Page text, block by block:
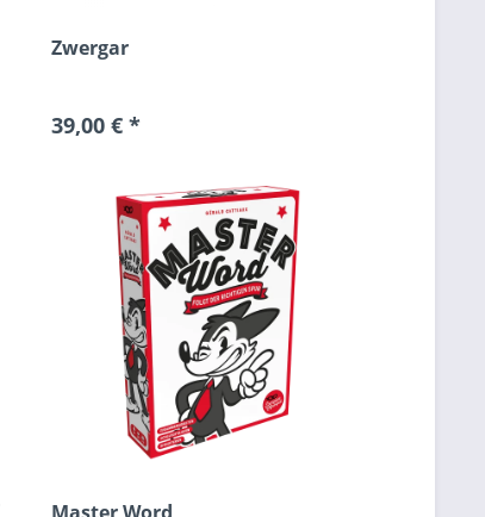
Zwergar
39,00 € *